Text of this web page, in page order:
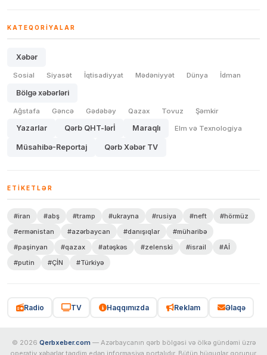
KATEQORIYALAR
Xəbər
Sosial Siyasət İqtisadiyyat Mədəniyyət Dünya İdman
Bölgə xəbərləri
Ağstafa Gəncə Gədəbəy Qazax Tovuz Şəmkir
Yazarlar Qərb QHT-lərİ Maraqlı Elm və Texnologiya
Müsahibə-Reportaj Qərb Xəbər TV
ETIKETLƏR
#iran #abş #tramp #ukrayna #rusiya #neft
#hörmüz
#ermənistan
#azərbaycan #danışıqlar
#müharibə
#paşinyan
#qazax #atəşkəs #zelenski #israil
#Aİ
#putin
#ÇİN #Türkiyə
Radio TV Haqqımızda Reklam Əlaqə
© 2026 Qerbxeber.com — Azərbaycanın qərb bölgəsi və ölkə gündəmi üzrə
operativ xəbərlər təqdim edən informasiya portalıdır. Bütün hüquqlar qorunur.